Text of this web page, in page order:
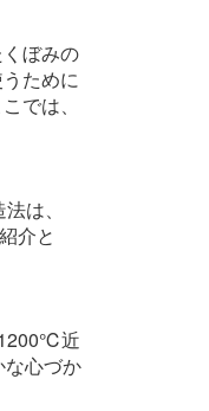
ぼみの
ために
では、
は、
介と
1200℃近
心づか